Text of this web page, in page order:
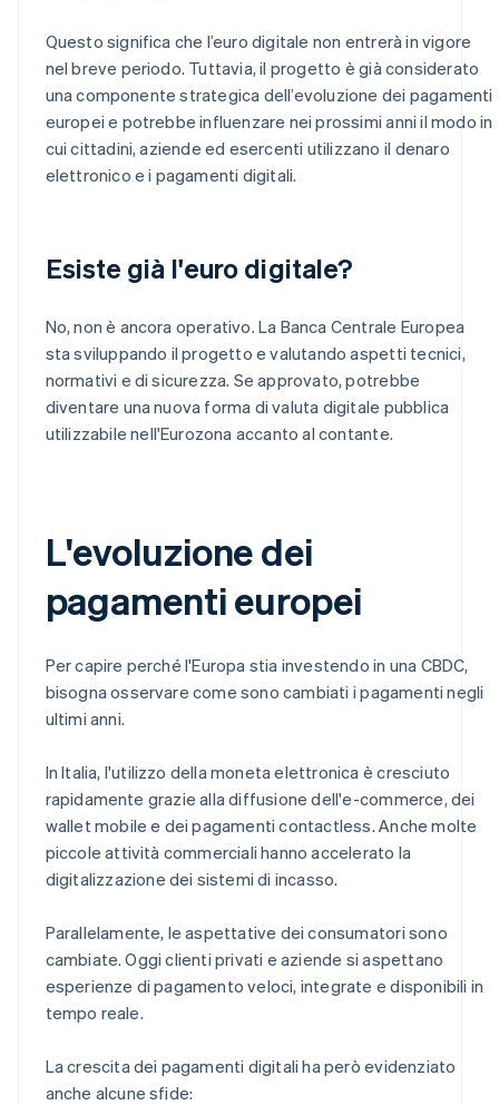
Questo significa che l’euro digitale non entrerà in vigore
nel breve periodo. Tuttavia, il progetto è già considerato
una componente strategica dell’evoluzione dei pagamenti
europei e potrebbe influenzare nei prossimi anni il modo in
cui cittadini, aziende ed esercenti utilizzano il denaro
elettronico e i pagamenti digitali.
Esiste già l'euro digitale?
No, non è ancora operativo. La Banca Centrale Europea
sta sviluppando il progetto e valutando aspetti tecnici,
normativi e di sicurezza. Se approvato, potrebbe
diventare una nuova forma di valuta digitale pubblica
utilizzabile nell'Eurozona accanto al contante.
L'evoluzione dei
pagamenti europei
Per capire perché l'Europa stia investendo in una CBDC,
bisogna osservare come sono cambiati i pagamenti negli
ultimi anni.
In Italia, l'utilizzo della moneta elettronica è cresciuto
rapidamente grazie alla diffusione dell'e-commerce, dei
wallet mobile e dei pagamenti contactless. Anche molte
piccole attività commerciali hanno accelerato la
digitalizzazione dei sistemi di incasso.
Parallelamente, le aspettative dei consumatori sono
cambiate. Oggi clienti privati e aziende si aspettano
esperienze di pagamento veloci, integrate e disponibili in
tempo reale.
La crescita dei pagamenti digitali ha però evidenziato
anche alcune sfide: